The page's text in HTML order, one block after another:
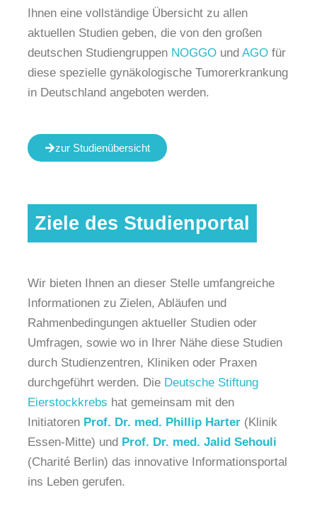
Ihnen eine vollständige Übersicht zu allen
aktuellen Studien geben, die von den großen
deutschen Studiengruppen NOGGO und AGO für
diese spezielle gynäkologische Tumorerkrankung
in Deutschland angeboten werden.
zur Studienübersicht
Ziele des Studienportal
Wir bieten Ihnen an dieser Stelle umfangreiche
Informationen zu Zielen, Abläufen und
Rahmenbedingungen aktueller Studien oder
Umfragen, sowie wo in Ihrer Nähe diese Studien
durch Studienzentren, Kliniken oder Praxen
durchgeführt werden. Die Deutsche Stiftung
Eierstockkrebs hat gemeinsam mit den
Initiatoren Prof. Dr. med. Phillip Harter (Klinik
Essen-Mitte) und Prof. Dr. med. Jalid Sehouli
(Charité Berlin) das innovative Informationsportal
ins Leben gerufen.